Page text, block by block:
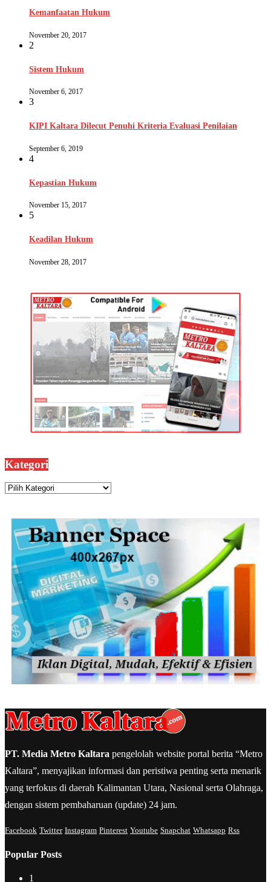
Kemanfaatan Hukum
November 20, 2017
2
Sistem Hukum
November 6, 2017
3
KIPI Kaltara Dilecut Penuhi Kriteria Evaluasi Penilaian
September 6, 2019
4
Kepastian Hukum
November 15, 2017
5
Keadilan Hukum
November 28, 2017
Kategori
Kategori
PT. Media Metro Kaltara pengelolah website portal berita “Metro
Kaltara”, menyajikan informasi dan peristiwa penting serta menarik
yang terfokus di daerah Kalimantan Utara, Nasional serta Olahraga,
dengan sistem pembaharuan (update) 24 jam.
Facebook Twitter Instagram Pinterest Youtube Snapchat Whatsapp Rss
Popular Posts
1